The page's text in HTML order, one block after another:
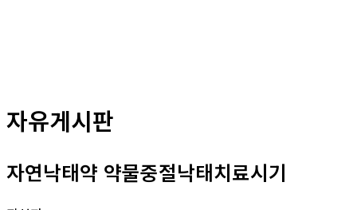
자유게시판
자연낙태약 약물중절낙태치료시기